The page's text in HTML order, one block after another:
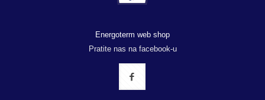
Energoterm web shop
Pratite nas na facebook-u